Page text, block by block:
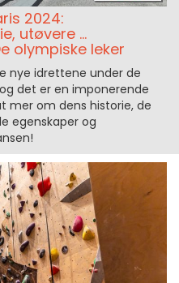
2024:
utøvere ...
olympiske leker
nye idrettene under de
det er en imponerende
mer om dens historie, de
egenskaper og